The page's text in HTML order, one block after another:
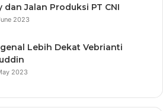
dan Jalan Produksi PT CNI
2023
Lebih Dekat Vebrianti
2023